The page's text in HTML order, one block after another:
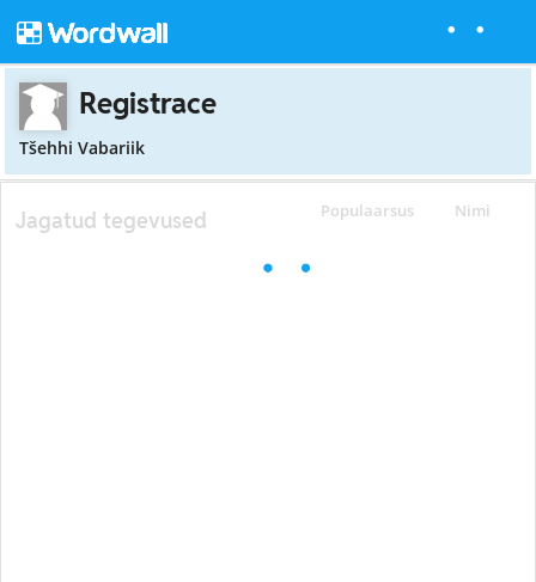
Registrace
Tšehhi Vabariik
Populaarsus Nimi
Jagatud tegevused